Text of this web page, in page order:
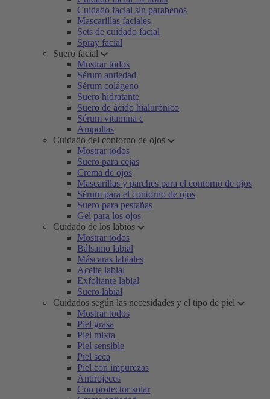
Cuidado facial sin parabenos
Mascarillas faciales
Sets de cuidado facial
Spray facial
Suero facial
Mostrar todos
Sérum antiedad
Sérum colágeno
Suero hidratante
Suero de ácido hialurónico
Sérum vitamina c
Ampollas
Cuidado del contorno de ojos
Mostrar todos
Suero para cejas
Crema de ojos
Mascarillas y parches para el contorno de ojos
Sérum para el contorno de ojos
Suero para pestañas
Gel para los ojos
Cuidado de los labios
Mostrar todos
Bálsamo labial
Máscaras labiales
Aceite labial
Exfoliante labial
Suero labial
Cuidados según las necesidades y el tipo de piel
Mostrar todos
Piel grasa
Piel mixta
Piel sensible
Piel seca
Piel con impurezas
Antirojeces
Con protector solar